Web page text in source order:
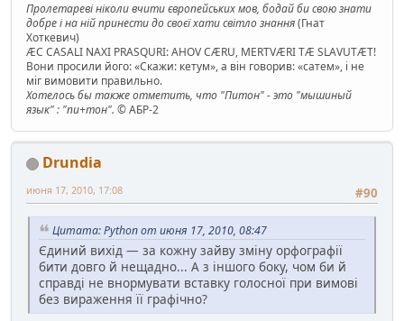
Пролетареві ніколи вчити європейських мов, бодай би свою знати
добре і на ній принести до своєї хати світло знання(Гнат
Хоткевич)
ÆC CASALI NAXI PRASQURI: AHOV CÆRU, MERTVÆRI TÆ SLAVUTÆT!
Вони просили його: «Скажи: кетум», а він говорив: «сатем», і не
міг вимовити правильно.
Хотелось бы также отметить, что "Питон" - это "мышиный
язык" : "пи+тон". © АБР-2
Drundia
#90
июня 17, 2010, 17:08
Цитата: Python от июня 17, 2010, 08:47
Єдиний вихід — за кожну зайву зміну орфографії
бити довго й нещадно... А з іншого боку, чом би й
справді не внормувати вставку голосної при вимові
без вираження її графічно?